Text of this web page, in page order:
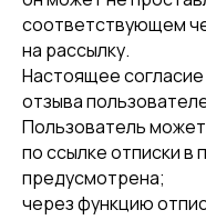
соответствующем
на рассылку.
Настоящее
отзыва
Пользователь
по ссылке отписки в
предусмотрена;
через функцию